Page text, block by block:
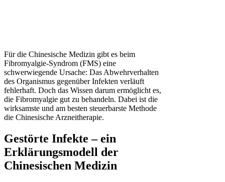
Für die Chinesische Medizin gibt es beim
Fibromyalgie-Syndrom (FMS) eine
schwerwiegende Ursache: Das Abwehrverhalten
des Organismus gegenüber Infekten verläuft
fehlerhaft. Doch das Wissen darum ermöglicht es,
die Fibromyalgie gut zu behandeln. Dabei ist die
wirksamste und am besten steuerbarste Methode
die Chinesische Arzneitherapie.
Gestörte Infekte – ein
Erklärungsmodell der
Chinesischen Medizin